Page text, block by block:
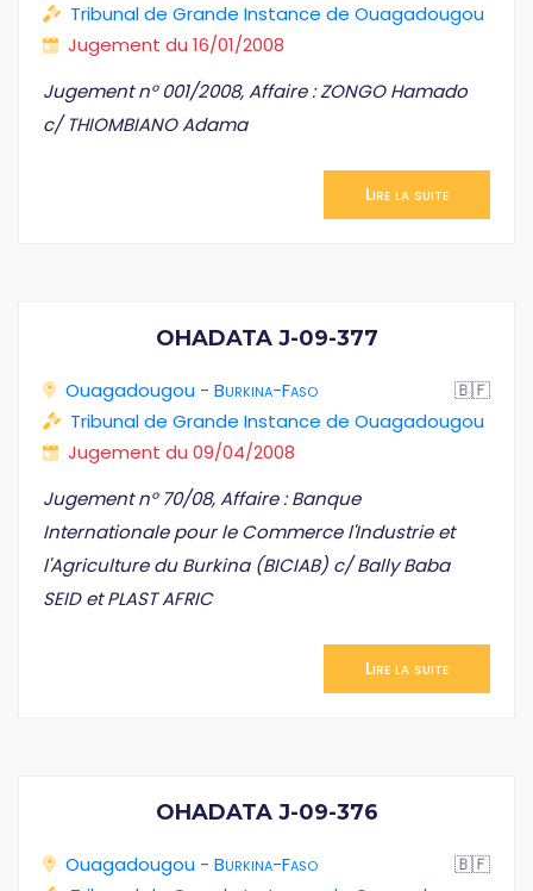
Tribunal de Grande Instance de Ouagadougou
Jugement du 16/01/2008
Jugement n° 001/2008, Affaire : ZONGO Hamado
c/ THIOMBIANO Adama
Lire la suite
OHADATA J-09-377
Ouagadougou - Burkina-Faso
🇧🇫
Tribunal de Grande Instance de Ouagadougou
Jugement du 09/04/2008
Jugement n° 70/08, Affaire : Banque
Internationale pour le Commerce l'Industrie et
l'Agriculture du Burkina (BICIAB) c/ Bally Baba
SEID et PLAST AFRIC
Lire la suite
OHADATA J-09-376
Ouagadougou - Burkina-Faso
🇧🇫